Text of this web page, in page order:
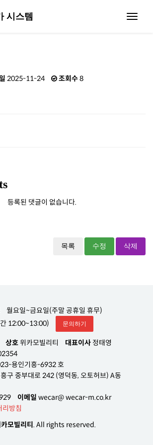
Toggle
시스템
2025-11-24 조회수8
등록된 댓글이 없습니다.
목록 수정 삭제
월요일~금요일(주말 공휴일 휴무)
12:00~13:00)
문의하기
상호위카모빌리티 대표이사 정태영
용인기흥-6932 호
구 중부대로 242 (영덕동, 오토허브) A동
이메일 wecar@ wecar-m.co.kr
리방침
모빌리티. All rights reserved.